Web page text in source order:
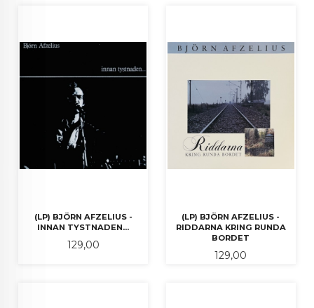
(LP) BJÖRN AFZELIUS -
INNAN TYSTNADEN...
Pris
129,00
(LP) BJÖRN AFZELIUS -
RIDDARNA KRING RUNDA
BORDET
Pris
129,00